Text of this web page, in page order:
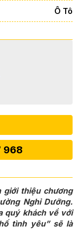
Ô Tô
968
giới thiệu chương
Nghỉ Dưỡng.
quý khách về với
tình yêu” sẽ là